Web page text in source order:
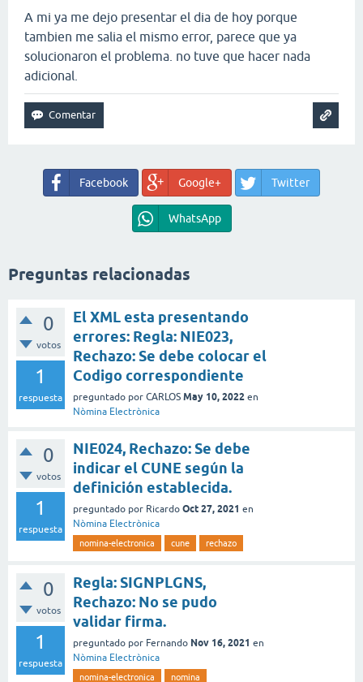
A mi ya me dejo presentar el dia de hoy porque
tambien me salia el mismo error, parece que ya
solucionaron el problema. no tuve que hacer nada
adicional.
Facebook Google+ Twitter
WhatsApp
Preguntas relacionadas
0
votos
1
respuesta
El XML esta presentando
errores: Regla: NIE023,
Rechazo: Se debe colocar el
Codigo correspondiente
preguntado por CARLOS May 10, 2022 en
Nòmina Electrònica
0
votos
1
respuesta
NIE024, Rechazo: Se debe
indicar el CUNE según la
definición establecida.
preguntado por Ricardo Oct 27, 2021 en
Nòmina Electrònica
nomina-electronica cune rechazo
0
votos
1
respuesta
Regla: SIGNPLGNS,
Rechazo: No se pudo
validar firma.
preguntado por Fernando Nov 16, 2021 en
Nòmina Electrònica
nomina-electronica nomina